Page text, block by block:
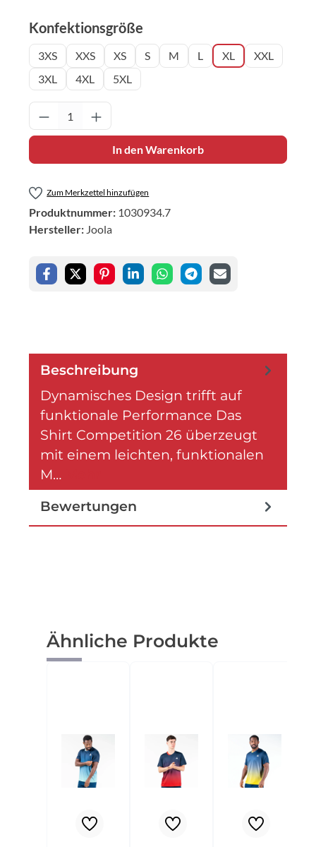
Konfektionsgröße
3XS XXS XS S M L XL
XXL
3XL
4XL 5XL
Produkt Anzahl: Gib den gewünschten
In den Warenkorb
Zum Merkzettel hinzufügen
Produktnummer: 1030934.7
Hersteller: Joola
Beschreibung
Dynamisches Design trifft auf
funktionale Performance Das
Shirt Competition 26 überzeugt
mit einem leichten, funktionalen
M…
Bewertungen
Produktgalerie überspringen
Ähnliche Produkte